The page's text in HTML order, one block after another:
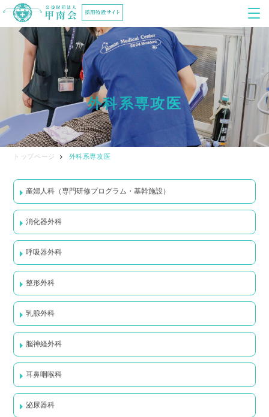
外科系専攻医
トップページ 外科系専攻医
産婦人科（専門研修プログラム・基幹施設）
消化器外科
呼吸器外科
整形外科
乳腺外科
脳神経外科
耳鼻咽喉科
泌尿器科